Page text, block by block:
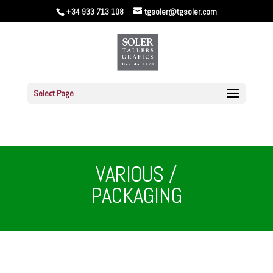
+34 933 713 108 tgsoler@tgsoler.com
Select Page
VARIOUS /
PACKAGING